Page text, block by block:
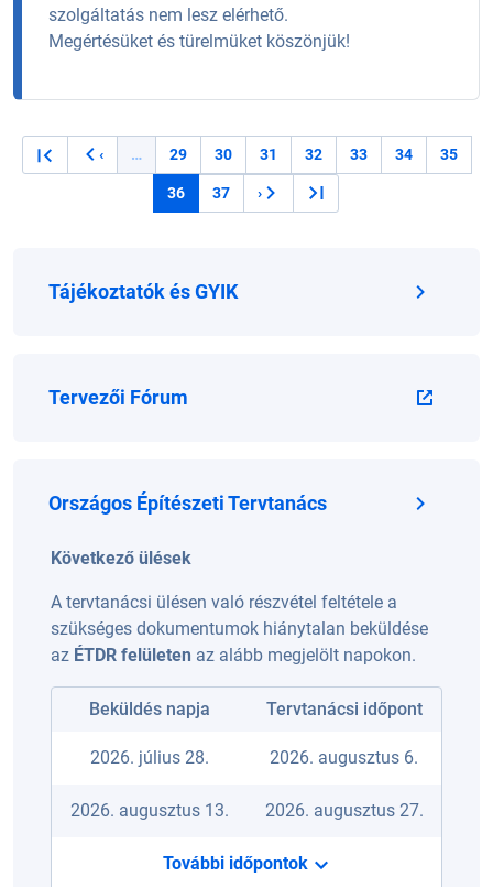
szolgáltatás nem lesz elérhető.
Megértésüket és türelmüket köszönjük!
Oldalszámozás
Előző oldal
‹ …
Oldal
29
Oldal
30
Oldal
31
Oldal
32
Oldal
33
Oldal
34
Oldal
35
Jelenlegi oldal
36
Oldal
37
Következő oldal
›
Tájékoztatók és GYIK
Tervezői Fórum
Országos Építészeti Tervtanács
Következő ülések
A tervtanácsi ülésen való részvétel feltétele a
szükséges dokumentumok hiánytalan beküldése
az ÉTDR felületen az alább megjelölt napokon.
Beküldés napja Tervtanácsi időpont
2026. július 28. 2026. augusztus 6.
2026. augusztus 13. 2026. augusztus 27.
További időpontok